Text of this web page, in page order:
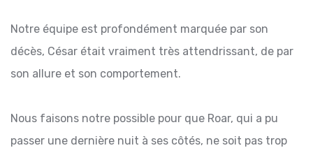
Notre équipe est profondément marquée par son
décès, César était vraiment très attendrissant, de par
son allure et son comportement.
Nous faisons notre possible pour que Roar, qui a pu
passer une dernière nuit à ses côtés, ne soit pas trop